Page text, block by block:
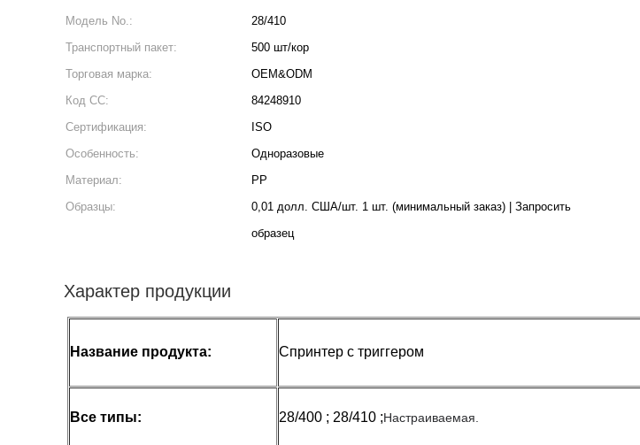
Модель No.: 28/410
Транспортный пакет:
500 шт/кор
Торговая марка:
OEM&ODM
Код СС:
84248910
Сертификация:
ISO
Особенность:
Одноразовые
Материал:
PP
Образцы:
0,01 долл. США/шт. 1 шт. (минимальный заказ) | Запросить
образец
Характер продукции
Название продукта: Спринтер с триггером
Все типы: 28/400 ; 28/410 ;Настраиваемая.